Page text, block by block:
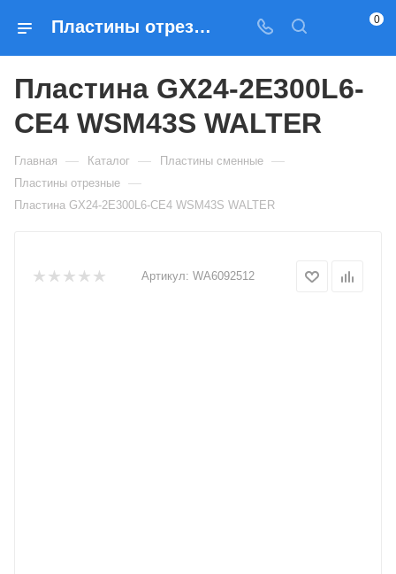
Пластины отрезные Пластина GX24-2E300L6-CE4 WSM43S WALTER — купить по выгодным ценам в Москве 0
Пластина GX24-2E300L6-
CE4 WSM43S WALTER
Главная — Каталог — Пластины сменные —
Пластины отрезные —
Пластина GX24-2E300L6-CE4 WSM43S WALTER
Артикул: WA6092512